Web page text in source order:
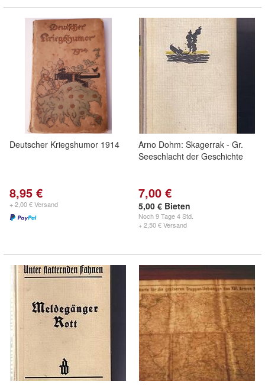
Deutscher Kriegshumor 1914
8,95 €
+ 2,00 € Versand
Arno Dohm: Skagerrak - Gr.
Seeschlacht der Geschichte
7,00 €
5,00 € Bieten
Noch9 Tage 4 Std.
+ 2,50 € Versand